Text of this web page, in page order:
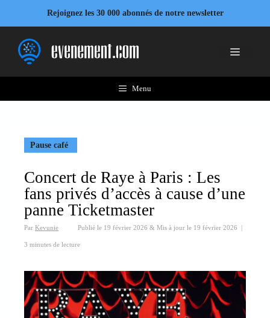
contenu
Rejoignez les 30 000 abonnés de notre newsletter
Menu
Menu
Pause café
Concert de Raye à Paris : Les
fans privés d’accès à cause d’une
panne Ticketmaster
Par Kevunie Publié le 19 février 2026 & Mis à jour le 19 février 2026 |
3 minutes de lecture